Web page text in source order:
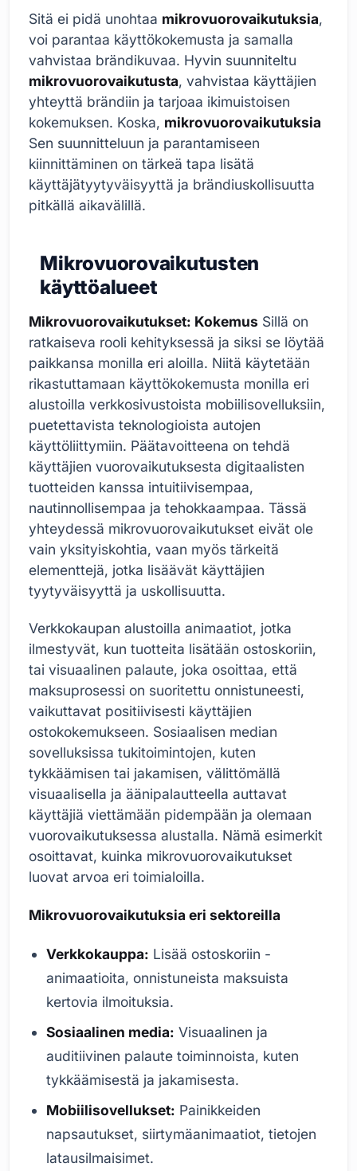
Sitä ei pidä unohtaa mikrovuorovaikutuksia,
voi parantaa käyttökokemusta ja samalla
vahvistaa brändikuvaa. Hyvin suunniteltu
mikrovuorovaikutusta, vahvistaa käyttäjien
yhteyttä brändiin ja tarjoaa ikimuistoisen
kokemuksen. Koska, mikrovuorovaikutuksia
Sen suunnitteluun ja parantamiseen
kiinnittäminen on tärkeä tapa lisätä
käyttäjätyytyväisyyttä ja brändiuskollisuutta
pitkällä aikavälillä.
Mikrovuorovaikutusten
käyttöalueet
Mikrovuorovaikutukset: Kokemus Sillä on
ratkaiseva rooli kehityksessä ja siksi se löytää
paikkansa monilla eri aloilla. Niitä käytetään
rikastuttamaan käyttökokemusta monilla eri
alustoilla verkkosivustoista mobiilisovelluksiin,
puetettavista teknologioista autojen
käyttöliittymiin. Päätavoitteena on tehdä
käyttäjien vuorovaikutuksesta digitaalisten
tuotteiden kanssa intuitiivisempaa,
nautinnollisempaa ja tehokkaampaa. Tässä
yhteydessä mikrovuorovaikutukset eivät ole
vain yksityiskohtia, vaan myös tärkeitä
elementtejä, jotka lisäävät käyttäjien
tyytyväisyyttä ja uskollisuutta.
Verkkokaupan alustoilla animaatiot, jotka
ilmestyvät, kun tuotteita lisätään ostoskoriin,
tai visuaalinen palaute, joka osoittaa, että
maksuprosessi on suoritettu onnistuneesti,
vaikuttavat positiivisesti käyttäjien
ostokokemukseen. Sosiaalisen median
sovelluksissa tukitoimintojen, kuten
tykkäämisen tai jakamisen, välittömällä
visuaalisella ja äänipalautteella auttavat
käyttäjiä viettämään pidempään ja olemaan
vuorovaikutuksessa alustalla. Nämä esimerkit
osoittavat, kuinka mikrovuorovaikutukset
luovat arvoa eri toimialoilla.
Mikrovuorovaikutuksia eri sektoreilla
Verkkokauppa: Lisää ostoskoriin -
animaatioita, onnistuneista maksuista
kertovia ilmoituksia.
Sosiaalinen media: Visuaalinen ja
auditiivinen palaute toiminnoista, kuten
tykkäämisestä ja jakamisesta.
Mobiilisovellukset: Painikkeiden
napsautukset, siirtymäanimaatiot, tietojen
latausilmaisimet.